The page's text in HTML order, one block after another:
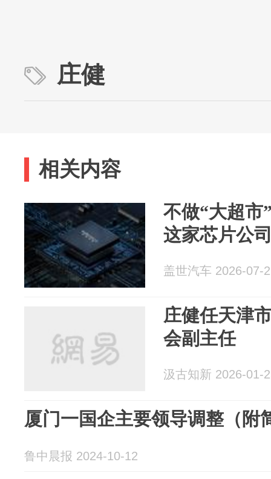
庄健
相关内容
不做“大超市
这家芯片公
盖世汽车 2026-07-
庄健任天津
会副主任
汲古知新 2026-01-
厦门一国企主要领导调整（附
鲁中晨报 2024-10-12